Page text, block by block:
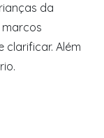
da
clarificar. Além